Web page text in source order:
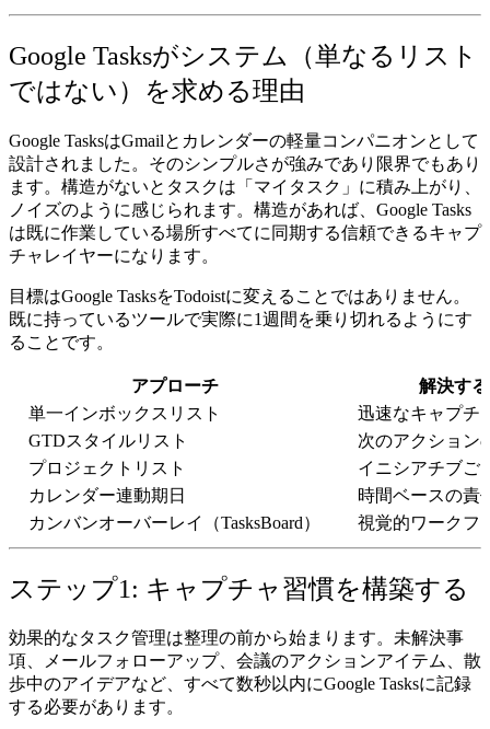
Google Tasksがシステム（単なるリスト
ではない）を求める理由
Google TasksはGmailとカレンダーの軽量コンパニオンとして
設計されました。そのシンプルさが強みであり限界でもあり
ます。構造がないとタスクは「マイタスク」に積み上がり、
ノイズのように感じられます。構造があれば、Google Tasks
は既に作業している場所すべてに同期する信頼できるキャプ
チャレイヤーになります。
目標はGoogle TasksをTodoistに変えることではありません。
既に持っているツールで実際に1週間を乗り切れるようにす
ることです。
アプローチ
解決す
単一インボックスリスト
迅速なキャプチ
GTDスタイルリスト
次のアクション
プロジェクトリスト
イニシアチブご
カレンダー連動期日
時間ベースの責
カンバンオーバーレイ（TasksBoard）
視覚的ワークフ
ステップ1: キャプチャ習慣を構築する
効果的なタスク管理は整理の前から始まります。未解決事
項、メールフォローアップ、会議のアクションアイテム、散
歩中のアイデアなど、すべて数秒以内にGoogle Tasksに記録
する必要があります。